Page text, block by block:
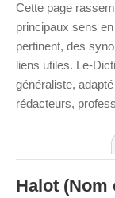
Cette page
principaux sens
pertinent, des
liens utiles. Le-
généraliste,
rédacteurs,
Halot (Nom